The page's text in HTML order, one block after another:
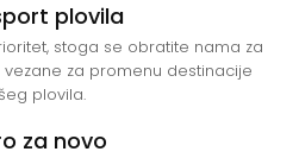
plovila
stoga se obratite nama za
za promenu destinacije
plovila.
za novo